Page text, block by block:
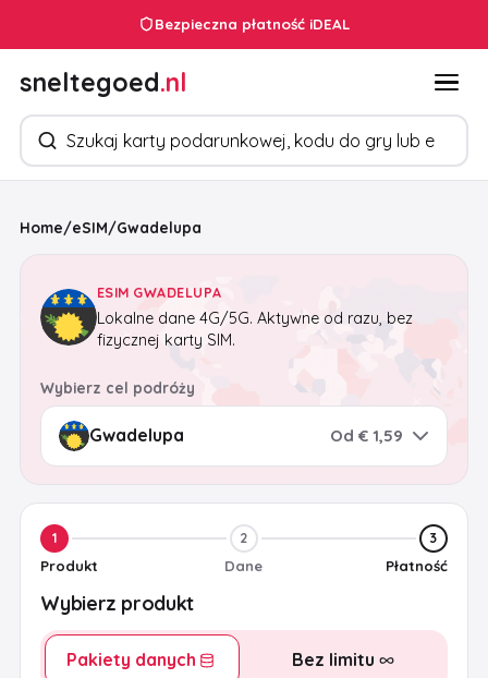
Bezpieczna płatność iDEAL
sneltegoed.nl
Szukaj produktów
Home/eSIM/Gwadelupa
ESIM GWADELUPA
Lokalne dane 4G/5G. Aktywne od razu, bez
fizycznej karty SIM.
Wybierz cel podróży
Od € 1,59
1
Produkt
2
Dane
3
Płatność
Wybierz produkt
Pakiety danych Bez limitu